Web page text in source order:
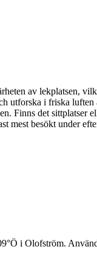
av lekplatsen,
utforska i friska
Finns det sittplatser
mest besökt under
°Ö i Olofström.